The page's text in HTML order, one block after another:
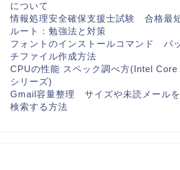
について
情報処理安全確保支援士試験 合格最
ルート：勉強法と対策
フォントのインストールコマンド バ
チファイル作成方法
CPUの性能 スペック調べ方(Intel Core
シリーズ)
Gmail容量整理 サイズや未読メールを
検索する方法